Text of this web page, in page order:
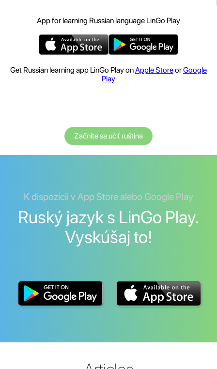
App for learning Russian language LinGo Play
Get Russian learning app LinGo Play onApple StoreorGoogle
Play
Začnite sa učiť ruština
K dispozícii v App Store alebo Google Play
Ruský jazyk s LinGo Play.
Vyskúšaj to!